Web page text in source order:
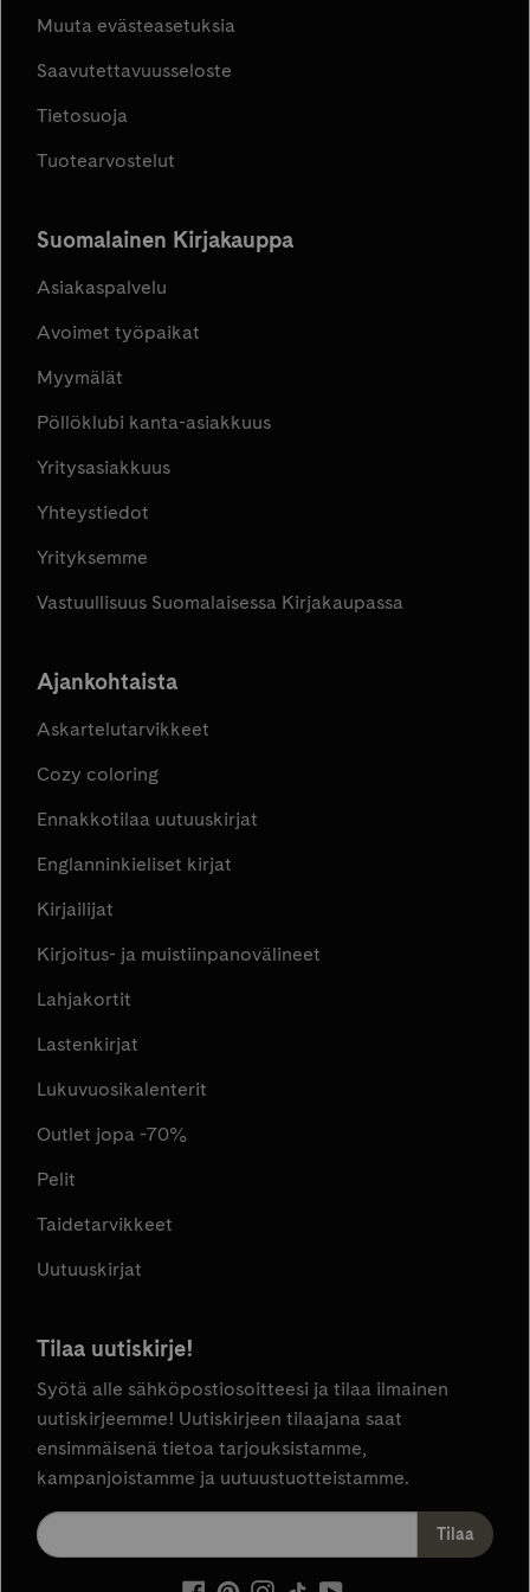
Muuta evästeasetuksia
Saavutettavuusseloste
Tietosuoja
Tuotearvostelut
Suomalainen Kirjakauppa
Asiakaspalvelu
Avoimet työpaikat
Myymälät
Pöllöklubi kanta-asiakkuus
Yritysasiakkuus
Yhteystiedot
Yrityksemme
Vastuullisuus Suomalaisessa Kirjakaupassa
Ajankohtaista
Askartelutarvikkeet
Cozy coloring
Ennakkotilaa uutuuskirjat
Englanninkieliset kirjat
Kirjailijat
Kirjoitus- ja muistiinpanovälineet
Lahjakortit
Lastenkirjat
Lukuvuosikalenterit
Outlet jopa -70%
Pelit
Taidetarvikkeet
Uutuuskirjat
Tilaa uutiskirje!
Syötä alle sähköpostiosoitteesi ja tilaa ilmainen
uutiskirjeemme! Uutiskirjeen tilaajana saat
ensimmäisenä tietoa tarjouksistamme,
kampanjoistamme ja uutuustuotteistamme.